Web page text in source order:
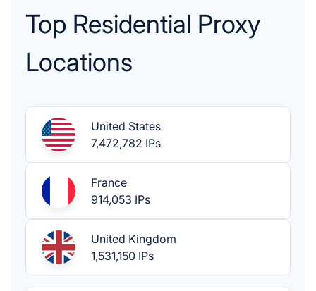
Top Residential Proxy
Locations
United States
7,472,782 IPs
France
914,053 IPs
United Kingdom
1,531,150 IPs